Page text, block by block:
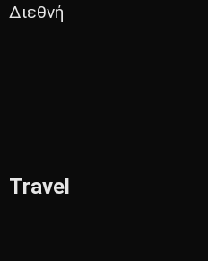
Διεθνή
Travel